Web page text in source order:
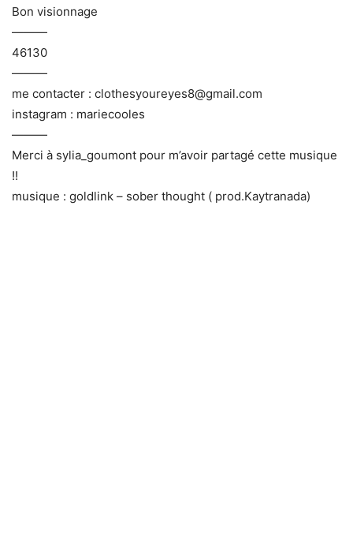
Bon visionnage
———
46130
———
me contacter : clothesyoureyes8@gmail.com
instagram : mariecooles
———
Merci à sylia_goumont pour m’avoir partagé cette musique
!!
musique : goldlink – sober thought ( prod.Kaytranada)